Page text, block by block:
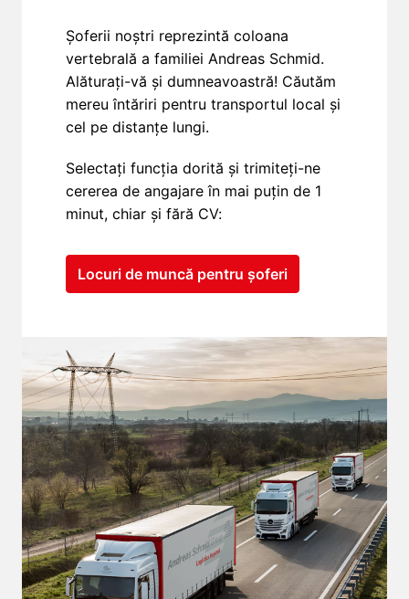
Șoferii noștri reprezintă coloana
vertebrală a familiei Andreas Schmid.
Alăturați-vă și dumneavoastră! Căutăm
mereu întăriri pentru transportul local și
cel pe distanțe lungi.
Selectați funcția dorită și trimiteți-ne
cererea de angajare în mai puțin de 1
minut, chiar și fără CV:
Locuri de muncă pentru șoferi